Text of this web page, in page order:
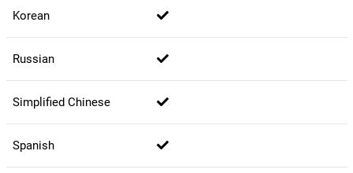
Korean
Russian
Simplified Chinese
Spanish